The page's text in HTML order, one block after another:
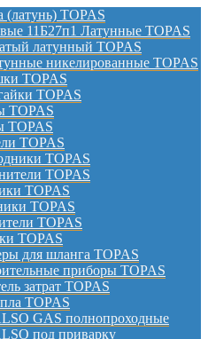
(латунь) TOPAS
11Б27п1 Латунные TOPAS
латунный TOPAS
никелированные TOPAS
TOPAS
TOPAS
TOPAS
TOPAS
TOPAS
TOPAS
TOPAS
TOPAS
TOPAS
TOPAS
TOPAS
для шланга TOPAS
приборы TOPAS
затрат TOPAS
TOPAS
GAS полнопроходные
под приварку